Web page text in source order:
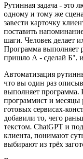
Рутинная задача - это
одному и тому же
завести карточку
поставить
шаги. Человек делает
Программа выполняет
пришло А - сделай Б", и
Автоматизация
что вы один раз
выполняет программа.
программист и месяцы
готовых сервисах-
добавили то, чего
текстом. ChatGPT и
клиента, понимают
выбирают из трёх